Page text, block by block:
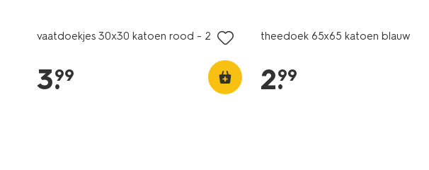
vaatdoekjes 30x30 katoen rood - 2 stuks
3.
99
theedoek 65x65 katoen blauw
2.
99